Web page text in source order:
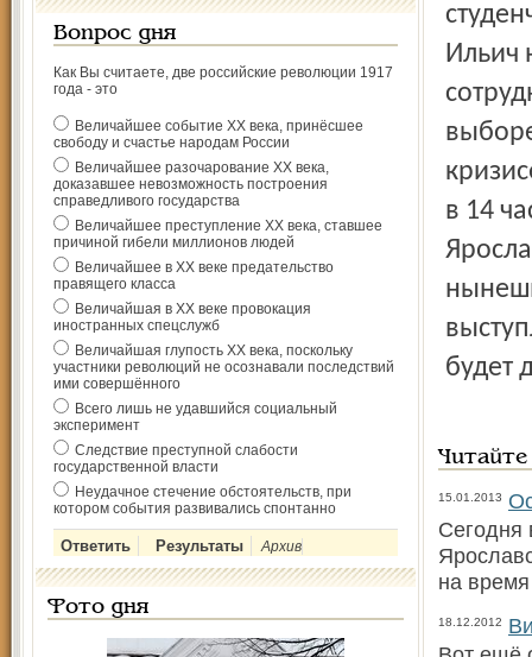
Вопрос дня
Как Вы считаете, две российские революции 1917
года - это
Величайшее событие ХХ века, принёсшее
свободу и счастье народам России
Величайшее разочарование ХХ века,
доказавшее невозможность построения
справедливого государства
Величайшее преступление ХХ века, ставшее
причиной гибели миллионов людей
Величайшее в ХХ веке предательство
правящего класса
Величайшая в ХХ веке провокация
иностранных спецслужб
Величайшая глупость ХХ века, поскольку
участники революций не осознавали последствий
ими совершённого
Всего лишь не удавшийся социальный
эксперимент
Следствие преступной слабости
государственной власти
Неудачное стечение обстоятельств, при
котором события развивались спонтанно
Архив
Фото дня
Ильич
в 14
будет
15.01.2013
Сегодня
на время
18.12.2012